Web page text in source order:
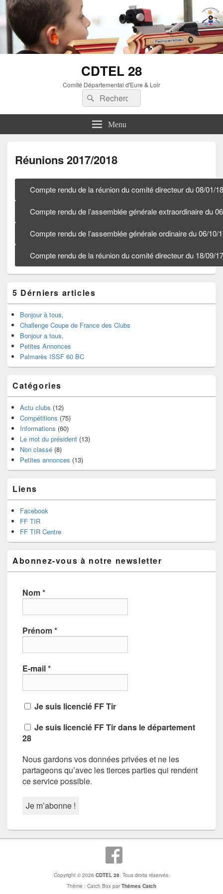
CDTEL 28
Comité Départemental d'Eure & Loir
Menu
Réunions 2017/2018
Compte rendu de la réunion du comité directeur du 08/01/18
Compte rendu de l’assemblée générale extraordinaire du
Compte rendu de l’assemblée générale ordinaire du 06/10/
Compte rendu de la réunion du comité directeur du 18/09/17
5 Dérniers articles
Bonjour à tous,
Challenge Coupe de France des Clubs
Bonjour a tous,
Petites Annonces
Palmarès ISSF 60 BC
Catégories
Actu clubs (12)
Compétitions (75)
Informations (60)
Le mot du président (13)
Non classé (8)
Petites annonces (13)
Liens
Facebook
FF TIR
FF TIR Centre
Abonnez-vous à notre newsletter
Nom*
Prénom*
E-mail*
Je suis licencié FF Tir
Je suis licencié FF Tir dans le département
28
Nous gardons vos données privées et ne les
partageons qu’avec les tierces parties qui rendent
ce service possible.
Copyright © 2026 CDTEL 28. Tous droits réservés.
Thème : Catch Box parThèmes Catch